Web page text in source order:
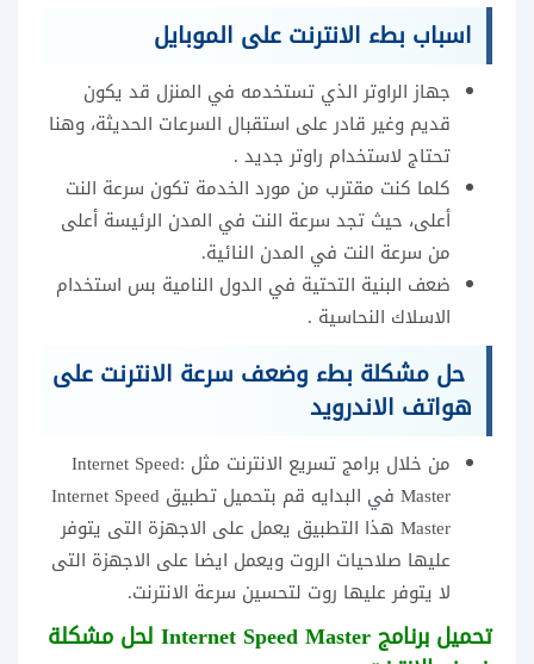
اسباب بطء الانترنت على الموبايل
جهاز الراوتر الذي تستخدمه في المنزل قد يكون
قديم وغير قادر على استقبال السرعات الحديثة، وهنا
تحتاج لاستخدام راوتر جديد .
كلما كنت مقترب من مورد الخدمة تكون سرعة النت
أعلى، حيث تجد سرعة النت في المدن الرئيسة أعلى
من سرعة النت في المدن النائية.
ضعف البنية التحتية في الدول النامية بس استخدام
الاسلاك النحاسية .
حل مشكلة بطء وضعف سرعة الانترنت على
هواتف الاندرويد
من خلال برامج تسريع الانترنت مثل :Internet Speed
Master في البدايه قم
بتحميل تطبيق Internet Speed
Master هذا التطبيق يعمل على الاجهزة التى يتوفر
عليها صلاحيات الروت ويعمل ايضا على الاجهزة التى
لا يتوفر عليها روت لتحسين سرعة الانترنت.
تحميل برنامج Internet Speed Master لحل مشكلة